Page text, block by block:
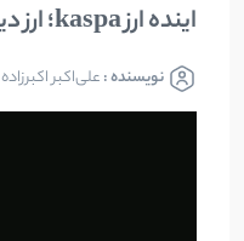
اینده ارز kaspa؛ ارز دیجیتال کاسپا kas صعودی است یا نزولی؟
نویسنده :علی‌اکبر اکبرزاده